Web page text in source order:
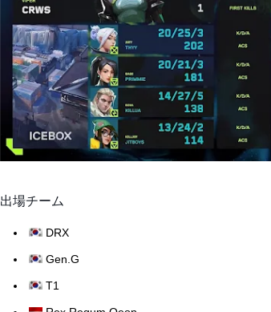
出場チーム
DRX
Gen.G
T1